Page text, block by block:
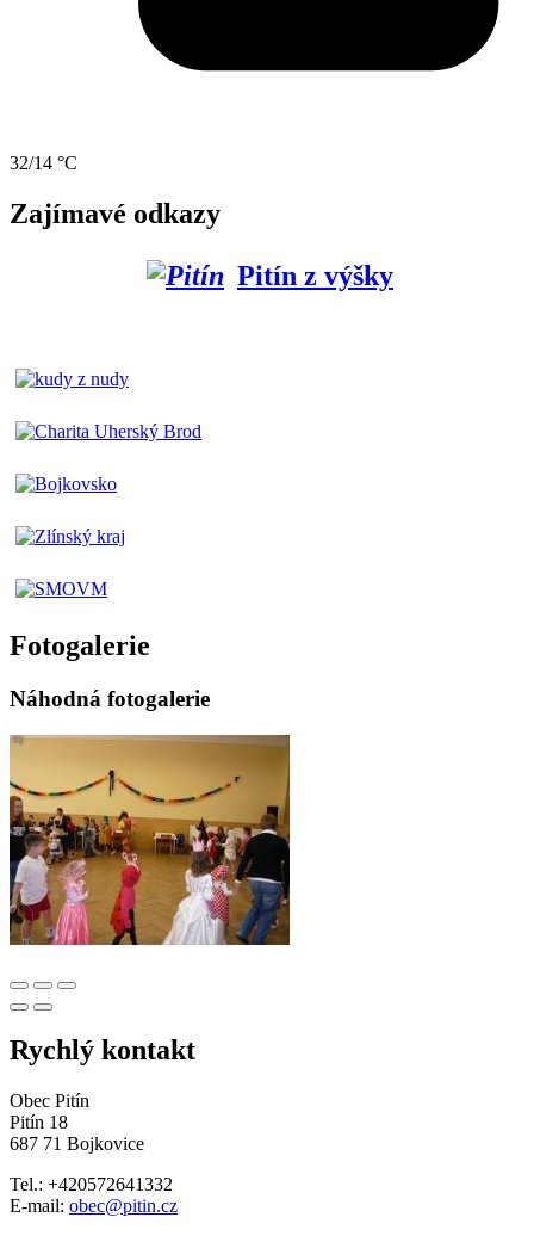
32/14 °C
Zajímavé odkazy
Pitín z výšky
Fotogalerie
Náhodná fotogalerie
Rychlý kontakt
Obec Pitín
Pitín 18
687 71 Bojkovice
Tel.: +420572641332
E-mail: obec@pitin.cz